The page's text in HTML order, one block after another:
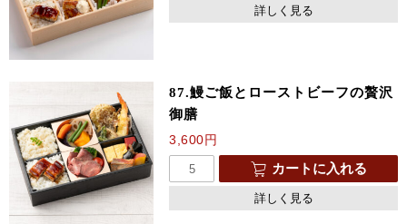
詳しく見る
87.鰻ご飯とローストビーフの贅沢
御膳
3,600円
カートに入れる
詳しく見る